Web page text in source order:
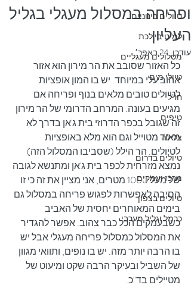
טיולים בינוניים
למיטיבי לכת
מסלולים מעגליים
טיולי מים
חו"ל
טיפים
צלילה
טיולים בדרום
מרכז ועמקים
טיולים בצפון
כרמל וגליל מערבי
ופריחה במסלול מעגלי בגליל
העליון
עודכן:24 באפר׳
כל האזור שסובב את הר מירון הוא אזור
אהוב עלי במיוחד. יש בו המון אופציות
לטיולים טובים מלאים בנוף ופריחה אם
מגיעים בעונה. המרחב הדרומי של הר מירון
זה שגובל בכפר הדרוזי בית ג'אן בדרך לא
מאוד מטוייל וגם הוא מלא באופציות
לטיולים. הר הילל (שסביבו המסלול הזה)
נמצא מזרחית לכפר בית ג'אן ומתנשא לגובה
של מעל 1000 מטרים, אני מציין את זה כי זו
הסיבה לאפשרות לפגוש פריחה במסלול גם
בימים המאוחרים יחסית של האביב
כשבעמקים הכל כבר צהוב. אפשר להגדיר
את המסלול כמסלול פריחה מעגלי אבל יש
בו הרבה יותר מזה. יש בו נופים, ותוואי מגוון
של השביל ובעיקר הרבה שקט ומיעוט של
מטיילים בד"כ.